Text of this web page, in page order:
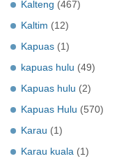
Kalteng (467)
Kaltim (12)
Kapuas (1)
kapuas hulu (49)
Kapuas hulu (2)
Kapuas Hulu (570)
Karau (1)
Karau kuala (1)